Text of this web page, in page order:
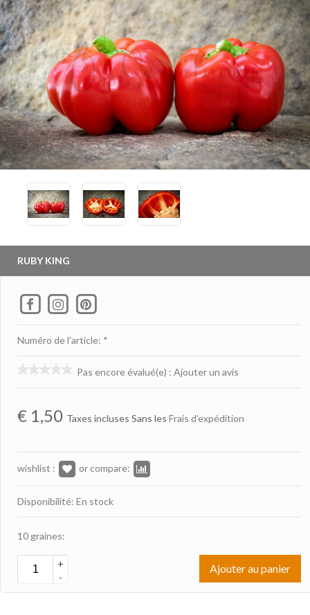
RUBY KING
Numéro de l'article: *
Pas encore évalué(e) : Ajouter un avis
€ 1,50 Taxes incluses Sans les Frais d'expédition
wishlist : or compare:
Disponibilité: En stock
10 graines:
+
-
Ajouter au panier